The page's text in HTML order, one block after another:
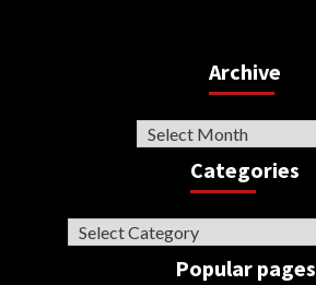
Archive
Archive
Categories
Categories
Popular pages